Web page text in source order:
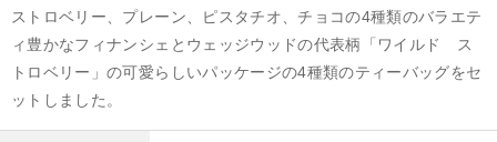
ストロベリー、プレーン、ピスタチオ、チョコの4種類のバラエテ
ィ豊かなフィナンシェとウェッジウッドの代表柄「ワイルド ス
トロベリー」の可愛らしいパッケージの4種類のティーバッグをセ
ットしました。